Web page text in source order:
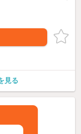
見る